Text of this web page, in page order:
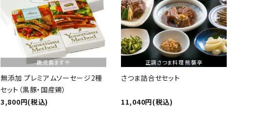
鹿児島ますや
無添加 プレミアムソーセージ2種
セット（黒豚・国産鶏）
3,800円(税込)
正調さつま料理 熊襲亭
さつま詰合せセット
11,040円(税込)